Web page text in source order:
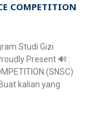
COMPETITION
Studi Gizi
Present 🔊 :
(SNSC)
kalian yang